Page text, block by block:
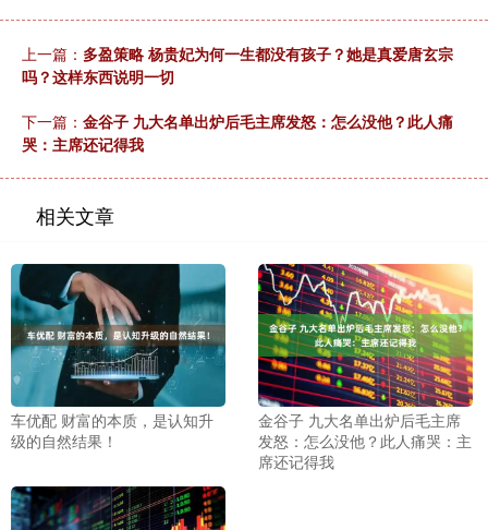
上一篇： 多盈策略 杨贵妃为何一生都没有孩子？她是真爱唐玄宗
吗？这样东西说明一切
下一篇： 金谷子 九大名单出炉后毛主席发怒：怎么没他？此人痛
哭：主席还记得我
相关文章
车优配 财富的本质，是认知升
级的自然结果！
金谷子 九大名单出炉后毛主席
发怒：怎么没他？此人痛哭：主
席还记得我